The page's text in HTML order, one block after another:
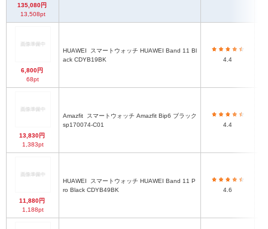
135,080円
13,508pt
6,800円
68pt
HUAWEI
ack CDYB19BK
4.4
13,830円
1,383pt
Amazfit
sp170074-C01
4.4
11,880円
1,188pt
HUAWEI
ro Black CDYB49BK
4.6